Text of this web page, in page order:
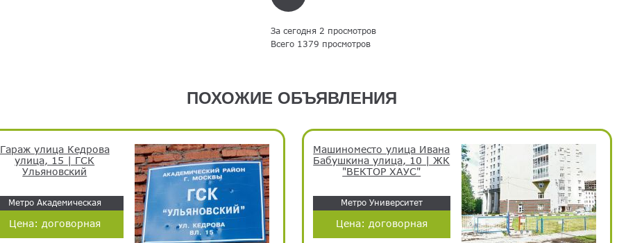
За сегодня 2 просмотров
Всего 1379 просмотров
ПОХОЖИЕ ОБЪЯВЛЕНИЯ
Гараж улица Кедрова
улица, 15 | ГСК
Ульяновский
Метро Академическая
Цена: договорная
Машиноместо улица Ивана
Бабушкина улица, 10 | ЖК
"ВЕКТОР ХАУС"
Метро Университет
Цена: договорная